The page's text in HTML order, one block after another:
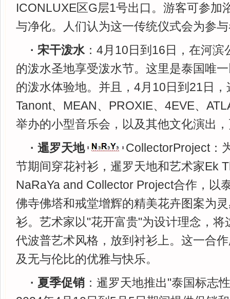
ICONLUXE区G层1号出口。游客可参加
与净化。人们认为这一传统仪式会为参
· 宋干泼水：4月10日到16日，在河滨
的泼水圣地享受泼水节。这里是泰国唯
的泼水体验地。并且，4月10日到21日
Tanont、MEAN、PROXIE、4EVE、
举办的小型音乐会，以及其他文化演出
· 暹罗天地
CollectorProject：
节期间穿花衬衫，暹罗天地和艺术家Ek
NaRaYa and Collector Project合作，以
佛寺佛塔和戒堂增辉的精美花卉图案为
衫。艺术家以"花开富贵"为设计理念，将
代波普艺术风格，放到衬衫上。这一合
及无与伦比的优雅与快乐。
· 夏季促销 ：暹罗天地推出"泰国标志